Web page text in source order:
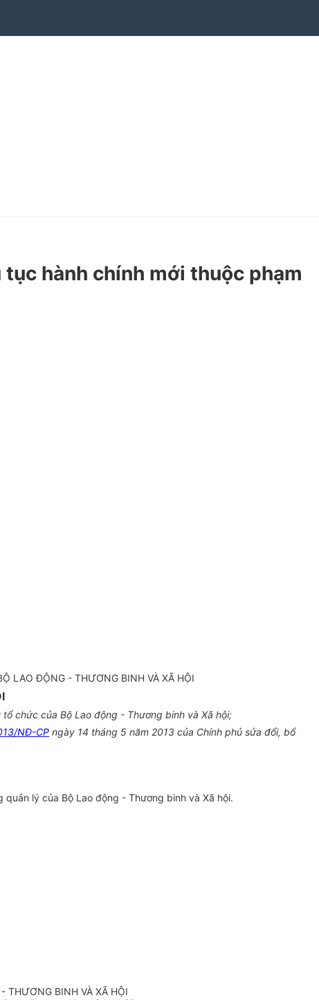
hành chính mới thuộc phạm
LAO ĐỘNG - THƯƠNG BINH VÀ XÃ HỘI
chức của Bộ Lao động - Thương binh và Xã hội;
NĐ-CP ngày 14 tháng 5 năm 2013 của Chính phủ sửa đổi, bổ
lý của Bộ Lao động - Thương binh và Xã hội.
THƯƠNG BINH VÀ XÃ HỘI